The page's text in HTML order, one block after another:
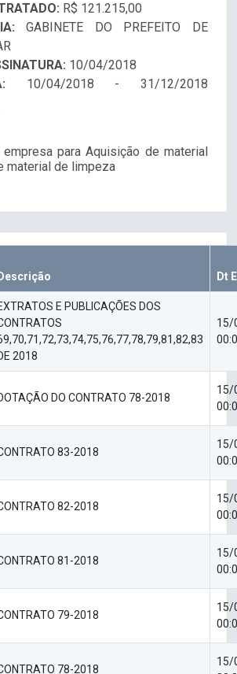
R$ 121.215,00
GABINETE DO PREFEITO DE
10/04/2018
10/04/2018 - 31/12/2018
para Aquisição de material
material de limpeza
Descrição Dt
E PUBLICAÇÕES DOS
2018
15/
DO CONTRATO 78-2018
15/
83-2018
15/
82-2018
15/
81-2018
15/
79-2018
15/
78-2018
15/